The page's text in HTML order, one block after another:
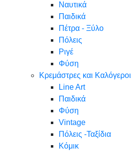
Ναυτικά
Παιδικά
Πέτρα - Ξύλο
Πόλεις
Ριγέ
Φύση
Κρεμάστρες και Καλόγεροι
Line Art
Παιδικά
Φύση
Vintage
Πόλεις -Ταξίδια
Κόμικ